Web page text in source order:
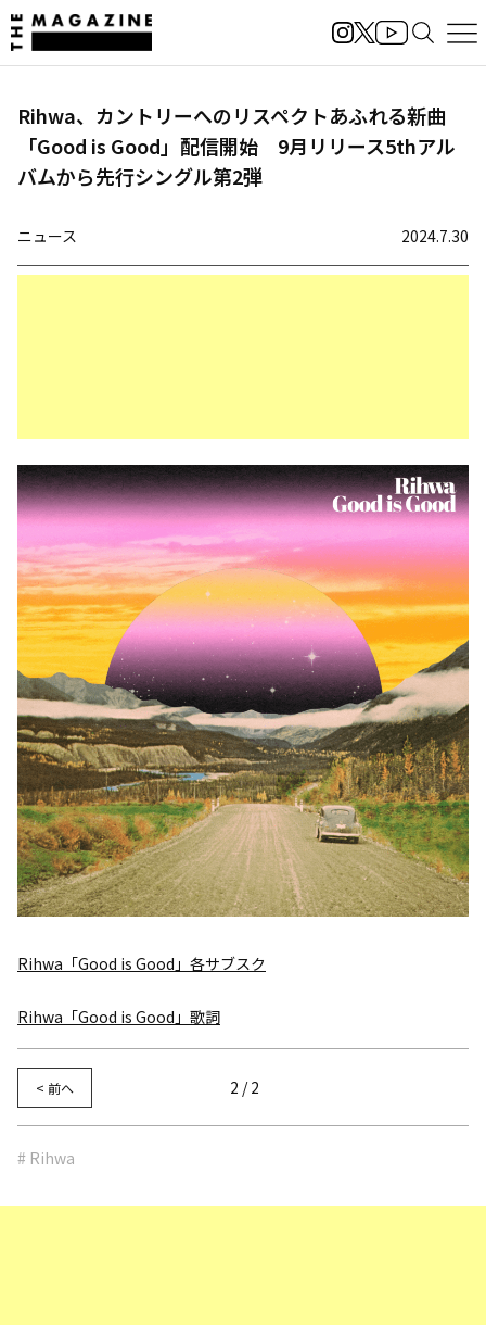
Rihwa、カントリーへのリスペクトあふれる新曲
「Good is Good」配信開始 9月リリース5thアル
バムから先行シングル第2弾
ニュース 2024.7.30
Rihwa「Good is Good」各サブスク
Rihwa「Good is Good」歌詞
< 前へ 2 / 2
# Rihwa